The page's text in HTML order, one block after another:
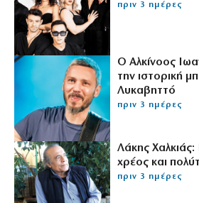
πριν 3 ημέρες
Ο Αλκίνοος
την ιστορική
Λυκαβηττό
πριν 3 ημέρες
Λάκης
χρέος και
πριν 3 ημέρες